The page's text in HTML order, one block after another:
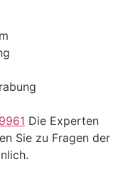
Die Experten
Sie zu Fragen der